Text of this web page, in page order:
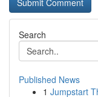
Search
Published News
1 Jumpstart